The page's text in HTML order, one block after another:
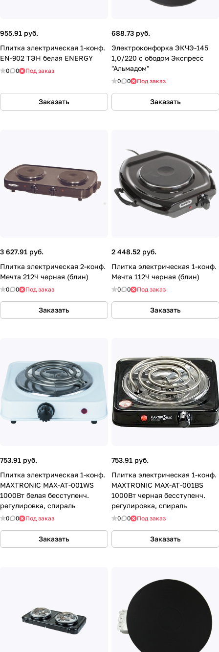
955.91 руб.
Плитка электрическая 1-конф.
EN-902 ТЭН белая ENERGY
0 0 Под заказ
Заказать
688.73 руб.
Электроконфорка ЭКЧЭ-145
1,0/220 с ободом Экспресс
"Альмадом"
0 0 Под заказ
Заказать
3 627.91 руб.
Плитка электрическая 2-конф.
Мечта 212Ч черная (блин)
0 0 Под заказ
Заказать
2 448.52 руб.
Плитка электрическая 1-конф.
Мечта 112Ч черная (блин)
0 0 Под заказ
Заказать
753.91 руб.
Плитка электрическая 1-конф.
MAXTRONIC MAX-AT-001WS
1000Вт белая бесступенч.
регулировка, спираль
0 0 Под заказ
Заказать
753.91 руб.
Плитка электрическая 1-конф.
MAXTRONIC MAX-AT-001BS
1000Вт черная бесступенч.
регулировка, спираль
0 0 Под заказ
Заказать